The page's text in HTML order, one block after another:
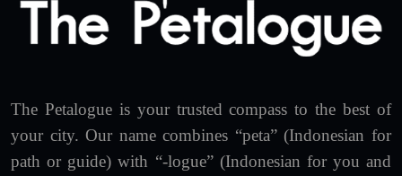
The Petalogue is your trusted compass to the best of
your city. Our name combines “peta” (Indonesian for
path or guide) with “-logue” (Indonesian for you and